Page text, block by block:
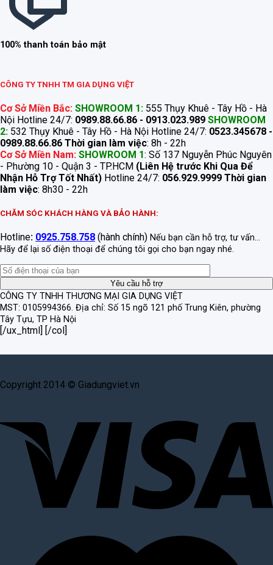
100% thanh toán bảo mật
CÔNG TY TNHH TM GIA DỤNG VIỆT
Cơ Sở Miền Bắc: SHOWROOM 1: 555 Thụy Khuê - Tây Hồ - Hà
Nội Hotline 24/7: 0989.88.66.86 - 0913.023.989 SHOWROOM
2: 532 Thụy Khuê - Tây Hồ - Hà Nội Hotline 24/7: 0523.345678 -
0989.88.66.86 Thời gian làm việc: 8h - 22h
Cơ Sở Miền Nam: SHOWROOM 1: Số 137 Nguyễn Phúc Nguyên
- Phường 10 - Quận 3 - TP.HCM (Liên Hệ trước Khi Qua Để
Nhận Hỗ Trợ Tốt Nhất) Hotline 24/7: 056.929.9999 Thời gian
làm việc: 8h30 - 22h
CHĂM SÓC KHÁCH HÀNG VÀ BẢO HÀNH:
Hotline: 0925.758.758 (hành chính) Nếu bạn cần hỗ trợ, tư vấn...
Hãy để lại số điện thoại để chúng tôi gọi cho bạn ngay nhé.
CÔNG TY TNHH THƯƠNG MẠI GIA DỤNG VIỆT
MST: 0105994366. Địa chỉ: Số 15 ngõ 121 phố Trung Kiên, phường
Tây Tựu, TP Hà Nội
[/ux_html] [/col]
Copyright 2014 © Giadungviet.vn